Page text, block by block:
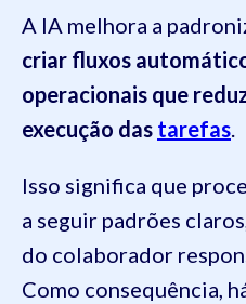
A IA melhora a
criar fluxos
operacionais que
execução das tarefas.
Isso significa que
a seguir padrões
do colaborador
Como consequência,